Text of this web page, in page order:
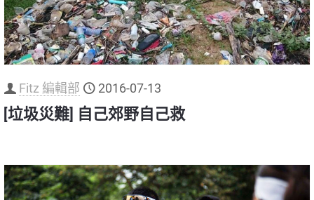
Fitz 編輯部 2016-07-13
[垃圾災難] 自己郊野自己救